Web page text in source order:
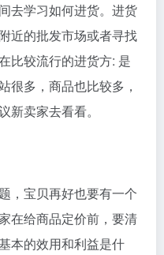
去学习如何进货。进货
近的批发市场或者寻找
比较流行的进货方: 是
很多，商品也比较多，
新卖家去看看。
宝贝再好也要有一个
在给商品定价前，要清
本的效用和利益是什